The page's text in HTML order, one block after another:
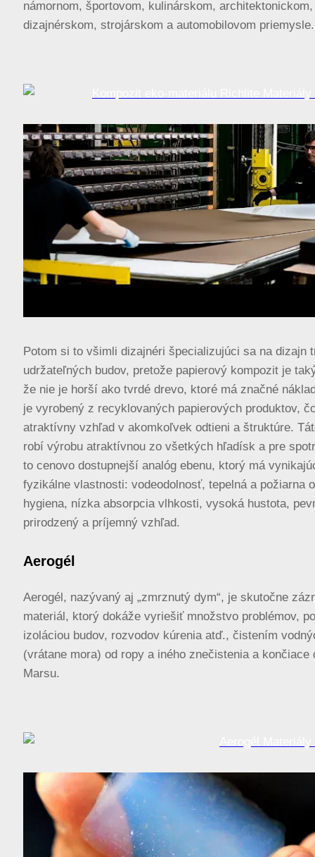
námornom, športovom, kulinárskom, architektonickom,
dizajnérskom, strojárskom a automobilovom priemysle.
Potom si to všimli dizajnéri špecializujúci sa na dizajn
udržateľných budov, pretože papierový kompozit je
že nie je horší ako tvrdé drevo, ktoré má značné
je vyrobený z recyklovaných papierových produktov,
atraktívny vzhľad v akomkoľvek odtieni a štruktúre.
robí výrobu atraktívnou zo všetkých hľadísk a pre
to cenovo dostupnejší analóg ebenu, ktorý má
fyzikálne vlastnosti: vodeodolnosť, tepelná a požiarna
hygiena, nízka absorpcia vlhkosti, vysoká hustota,
prirodzený a príjemný vzhľad.
Aerogél
Aerogél, nazývaný aj „zmrznutý dym“, je skutočne
materiál, ktorý dokáže vyriešiť množstvo problémov,
izoláciou budov, rozvodov kúrenia atď., čistením
(vrátane mora) od ropy a iného znečistenia a končiace
Marsu.